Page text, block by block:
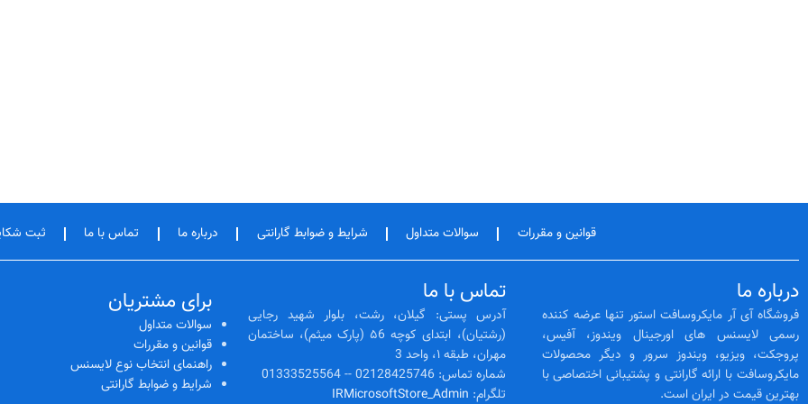
قوانین و مقررات سوالات متداول شرایط و ضوابط گارانتی درباره ما تماس با ما ثبت
درباره ما
فروشگاه آی آر مایکروسافت استور تنها عرضه کننده
رسمی لایسنس‌ های اورجینال ویندوز، آفیس،
پروجکت، ویزیو، ویندوز سرور و دیگر محصولات
مایکروسافت با ارائه گارانتی و پشتیبانی اختصاصی با
بهترین قیمت در ایران است.
تماس با ما
آدرس پستی: گیلان، رشت، بلوار شهید رجایی
(رشتیان)، ابتدای کوچه ۵6 (پارک میثم)، ساختمان
مهران، طبقه ۱، واحد 3
شماره تماس: 02128425746 -- 01333525564
تلگرام: IRMicrosoftStore_Admin
برای مشتریان
سوالات متداول
قوانین و مقررات
راهنمای انتخاب نوع لایسنس
شرایط و ضوابط گارانتی